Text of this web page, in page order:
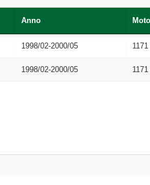
Anno
1998/02-2000/05
1998/02-2000/05